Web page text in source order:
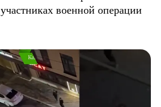
военной операции